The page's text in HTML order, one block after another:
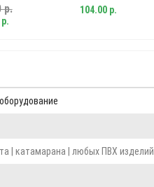
р.
№1.1 32мм
104.00 р.
| катамарана | любых ПВХ изделий